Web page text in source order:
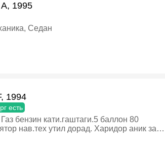
1995
Седан
1994
есть
бензин кати.гаштаги.5 баллон 80
нав.тех утил дорад. Харидор аник занг
Механика, Хэтчбек